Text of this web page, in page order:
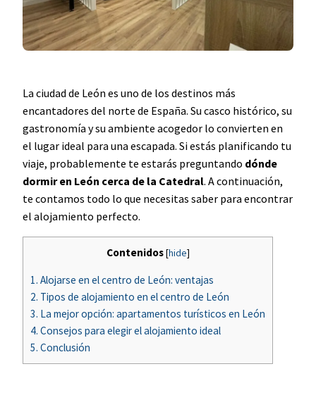
La ciudad de León es uno de los destinos más
encantadores del norte de España. Su casco histórico, su
gastronomía y su ambiente acogedor lo convierten en
el lugar ideal para una escapada. Si estás planificando tu
viaje, probablemente te estarás preguntando dónde
dormir en León cerca de la Catedral. A continuación,
te contamos todo lo que necesitas saber para encontrar
el alojamiento perfecto.
Contenidos [hide]
1. Alojarse en el centro de León: ventajas
2. Tipos de alojamiento en el centro de León
3. La mejor opción: apartamentos turísticos en León
4. Consejos para elegir el alojamiento ideal
5. Conclusión